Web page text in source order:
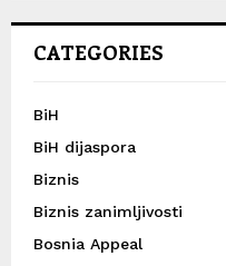
CATEGORIES
BiH
BiH dijaspora
Biznis
Biznis zanimljivosti
Bosnia Appeal